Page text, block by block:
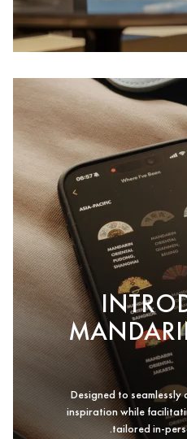
Designed to
inspiration while
tailored in-